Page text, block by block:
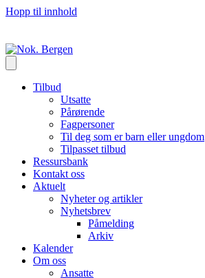
Hopp til innhold
Tilbud
Utsatte
Pårørende
Fagpersoner
Til deg som er barn eller ungdom
Tilpasset tilbud
Ressursbank
Kontakt oss
Aktuelt
Nyheter og artikler
Nyhetsbrev
Påmelding
Arkiv
Kalender
Om oss
Ansatte